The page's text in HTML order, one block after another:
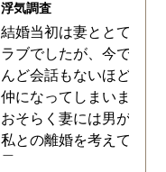
浮気調査
結婚当初は妻ととてもラ
ラブでしたが、今ではほ
んど会話もないほど険悪
仲になってしまいました
おそらく妻には男がおり
私との離婚を考えている
思います。そこでどうせ